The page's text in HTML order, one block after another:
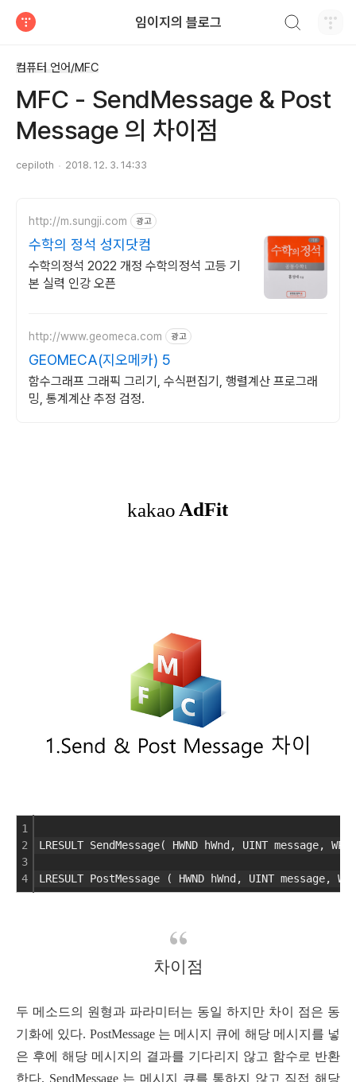
임이지의 블로그
컴퓨터 언어/MFC
MFC - SendMessage & Post
Message 의 차이점
cepiloth 2018. 12. 3. 14:33
http://m.sungji.com 광고
수학의 정석 성지닷컴
수학의정석 2022 개정 수학의정석 고등 기
본 실력 인강 오픈
http://www.geomeca.com 광고
GEOMECA(지오메카) 5
함수그래프 그래픽 그리기, 수식편집기, 행렬계산 프로그래
밍, 통계계산 추정 검정.
1
2
3
4
LRESULT SendMessage( HWND hWnd, UINT message,
LRESULT PostMessage ( HWND hWnd, UINT message,
차이점
두 메소드의 원형과 파라미터는 동일 하지만 차이 점은 동
기화에 있다. PostMessage 는 메시지 큐에 해당 메시지를 넣
은 후에 해당 메시지의 결과를 기다리지 않고 함수로 반환
한다. SendMessage 는 메시지 큐를 통하지 않고 직접 해당